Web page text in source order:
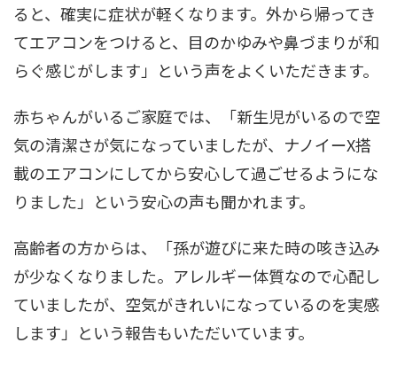
ると、確実に症状が軽くなります。外から帰ってき
てエアコンをつけると、目のかゆみや鼻づまりが和
らぐ感じがします」という声をよくいただきます。
赤ちゃんがいるご家庭では、「新生児がいるので空
気の清潔さが気になっていましたが、ナノイーX搭
載のエアコンにしてから安心して過ごせるようにな
りました」という安心の声も聞かれます。
高齢者の方からは、「孫が遊びに来た時の咳き込み
が少なくなりました。アレルギー体質なので心配し
ていましたが、空気がきれいになっているのを実感
します」という報告もいただいています。